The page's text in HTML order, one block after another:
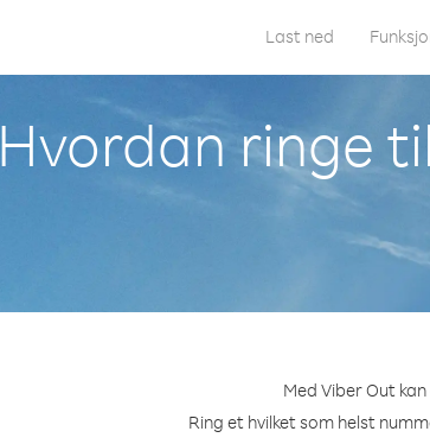
Last ned
Hvordan ringe
Med Viber Out
Ring et hvilket som helst